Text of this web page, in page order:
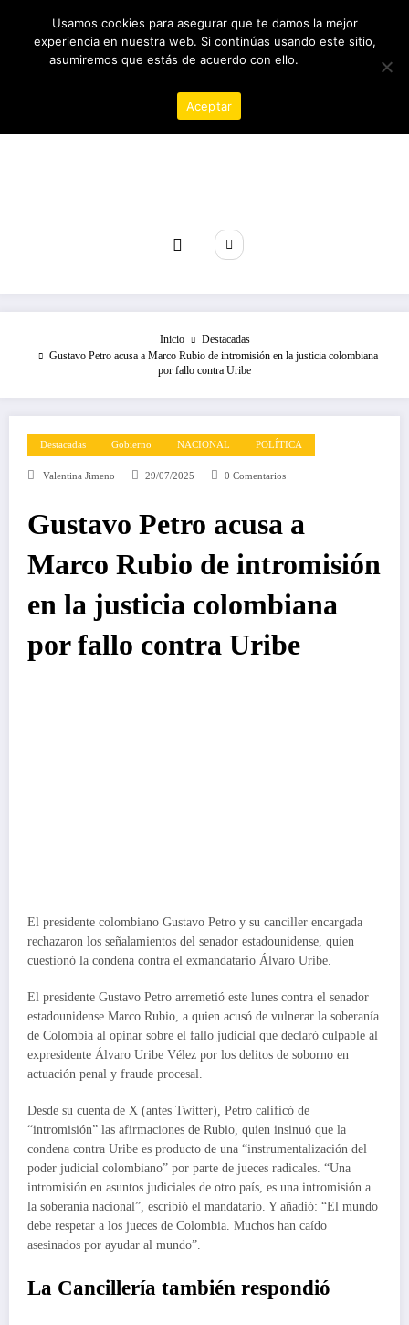
contenido
08/08/2026 4:20:37 AM
Inicio
Destacadas
Gustavo Petro acusa a Marco Rubio de intromisión en la justicia colombiana
por fallo contra Uribe
Destacadas Gobierno NACIONAL POLÍTICA
Valentina Jimeno 29/07/2025 0 Comentarios
Gustavo Petro acusa a
Marco Rubio de intromisión
en la justicia colombiana
por fallo contra Uribe
El presidente colombiano Gustavo Petro y su canciller encargada
rechazaron los señalamientos del senador estadounidense, quien
cuestionó la condena contra el exmandatario Álvaro Uribe.
El presidente Gustavo Petro arremetió este lunes contra el senador
estadounidense Marco Rubio, a quien acusó de vulnerar la soberanía
de Colombia al opinar sobre el fallo judicial que declaró culpable al
expresidente Álvaro Uribe Vélez por los delitos de soborno en
actuación penal y fraude procesal.
Desde su cuenta de X (antes Twitter), Petro calificó de
“intromisión” las afirmaciones de Rubio, quien insinuó que la
condena contra Uribe es producto de una “instrumentalización del
poder judicial colombiano” por parte de jueces radicales. “Una
intromisión en asuntos judiciales de otro país, es una intromisión a
la soberanía nacional”, escribió el mandatario. Y añadió: “El mundo
debe respetar a los jueces de Colombia. Muchos han caído
asesinados por ayudar al mundo”.
La Cancillería también respondió
Usamos cookies para asegurar que te damos la mejor
experiencia en nuestra web. Si continúas usando este sitio,
asumiremos que estás de acuerdo con ello.
Aceptar